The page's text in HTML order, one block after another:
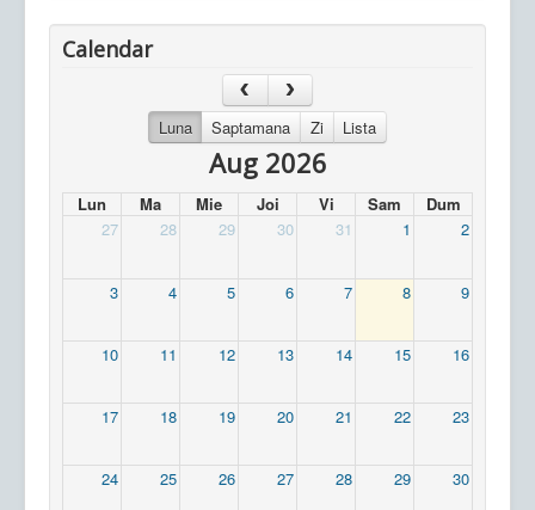
Calendar
Luna Saptamana Zi Lista
Aug 2026
Lun Ma Mie Joi Vi Sam
Dum
27
28 29 30 31 1 2
3 4 5 6 7 8 9
10 11 12 13 14 15 16
17 18 19 20 21 22 23
24 25 26 27 28 29 30